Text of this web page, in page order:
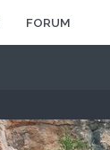
FORUM